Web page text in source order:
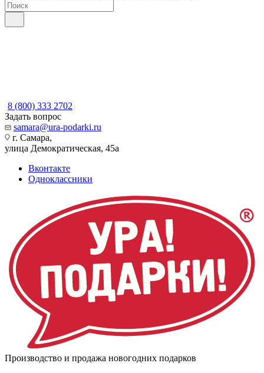
8 (800) 333 2702
Задать вопрос
samara@ura-podarki.ru
г. Самара,
улица Демократическая, 45а
Вконтакте
Одноклассники
Производство и продажа новогодних подарков